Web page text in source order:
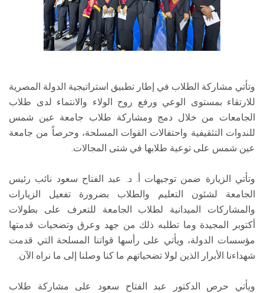
وتأتي مشاركة الطلاب في إطار تطبيق استراتيجية الدولة المصرية
للارتقاء بمستوى الوعي ورفع روح الولاء والانتماء لدى طلاب
الجامعات من خلال دمج ومشاركة طلاب جامعة عين شمس
للندوات التثقيفية واحتفالات القوات المسلحة، وحرصاً من جامعة
عين شمس على توعية طلابها في شتى المجالات.
وتأتي الزيارة ضمن توجيهات أ. د. عبد الفتاح سعود نائب رئيس
الجامعة لشئون التعليم والطلاب بضرورة تفعيل الزيارات
والمشاركات الميدانية لطلاب الجامعة للتعرف على بطولات
أكتوبر المجيدة وما تطلبه ذلك من جهد وعرق وتضحيات قدمتها
مؤسسات الدولة، ويأتي على رأسها قواتنا المسلحة التي قدمت
شهداءنا الأبرار الذين لولا تضحياتهم ما كنا وصلنا إلى ما نراه الآن.
ويأتي حرص الدكتور عبد الفتاح سعود على مشاركة طلاب